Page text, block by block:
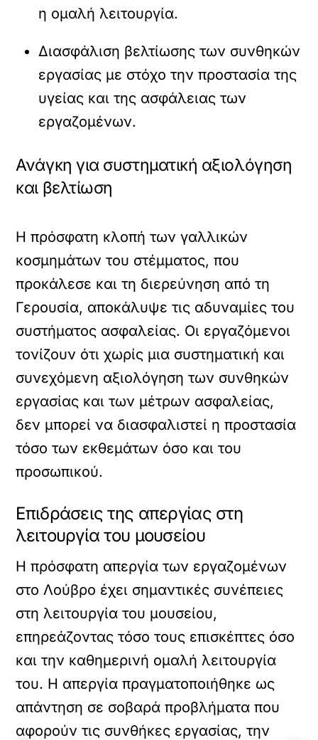
η ομαλή λειτουργία.
Διασφάλιση βελτίωσης των συνθηκών
εργασίας με στόχο την προστασία της
υγείας και της ασφάλειας των
εργαζομένων.
Ανάγκη για συστηματική αξιολόγηση
και βελτίωση
Η πρόσφατη κλοπή των γαλλικών
κοσμημάτων του στέμματος, που
προκάλεσε και τη διερεύνηση από τη
Γερουσία, αποκάλυψε τις αδυναμίες του
συστήματος ασφαλείας. Οι εργαζόμενοι
τονίζουν ότι χωρίς μια συστηματική και
συνεχόμενη αξιολόγηση των συνθηκών
εργασίας και των μέτρων ασφαλείας,
δεν μπορεί να διασφαλιστεί η προστασία
τόσο των εκθεμάτων όσο και του
προσωπικού.
Επιδράσεις της απεργίας στη
λειτουργία του μουσείου
Η πρόσφατη απεργία των εργαζομένων
στο Λούβρο έχει σημαντικές συνέπειες
στη λειτουργία του μουσείου,
επηρεάζοντας τόσο τους επισκέπτες όσο
και την καθημερινή ομαλή λειτουργία
του. Η απεργία πραγματοποιήθηκε ως
απάντηση σε σοβαρά προβλήματα που
αφορούν τις συνθήκες εργασίας, την